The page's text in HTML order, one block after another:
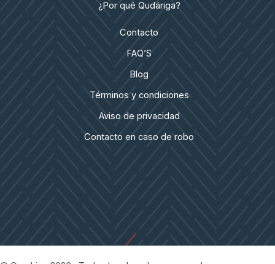
¿Por qué Qudáriga?
Contacto
FAQ’S
Blog
Términos y condiciones
Aviso de privacidad
Contacto en caso de robo